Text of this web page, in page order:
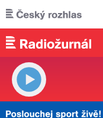
Přejít k hlavnímu obsahu